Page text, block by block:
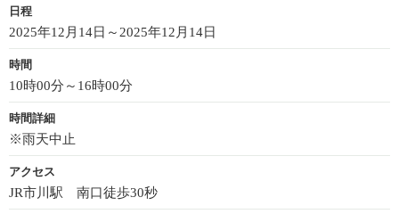
日程
2025年12月14日～2025年12月14日
時間
10時00分～16時00分
時間詳細
※雨天中止
アクセス
JR市川駅 南口徒歩30秒